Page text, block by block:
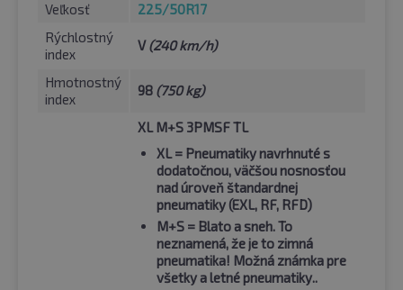
Veľkosť
225/50R17
Rýchlostný
index
V(240 km/h)
Hmotnostný
index
98 (750 kg)
XL M+S 3PMSF TL
XL= Pneumatiky navrhnuté s
dodatočnou, väčšou nosnosťou
nad úroveň štandardnej
pneumatiky (EXL, RF, RFD)
M+S = Blato a sneh. To
neznamená, že je to zimná
pneumatika! Možná známka pre
všetky a letné pneumatiky..